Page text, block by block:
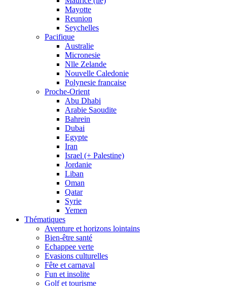
Mayotte
Reunion
Seychelles
Pacifique
Australie
Micronesie
Nlle Zelande
Nouvelle Caledonie
Polynesie francaise
Proche-Orient
Abu Dhabi
Arabie Saoudite
Bahrein
Dubai
Egypte
Iran
Israel (+ Palestine)
Jordanie
Liban
Oman
Qatar
Syrie
Yemen
Thématiques
Aventure et horizons lointains
Bien-être santé
Echappee verte
Evasions culturelles
Fête et carnaval
Fun et insolite
Golf et tourisme